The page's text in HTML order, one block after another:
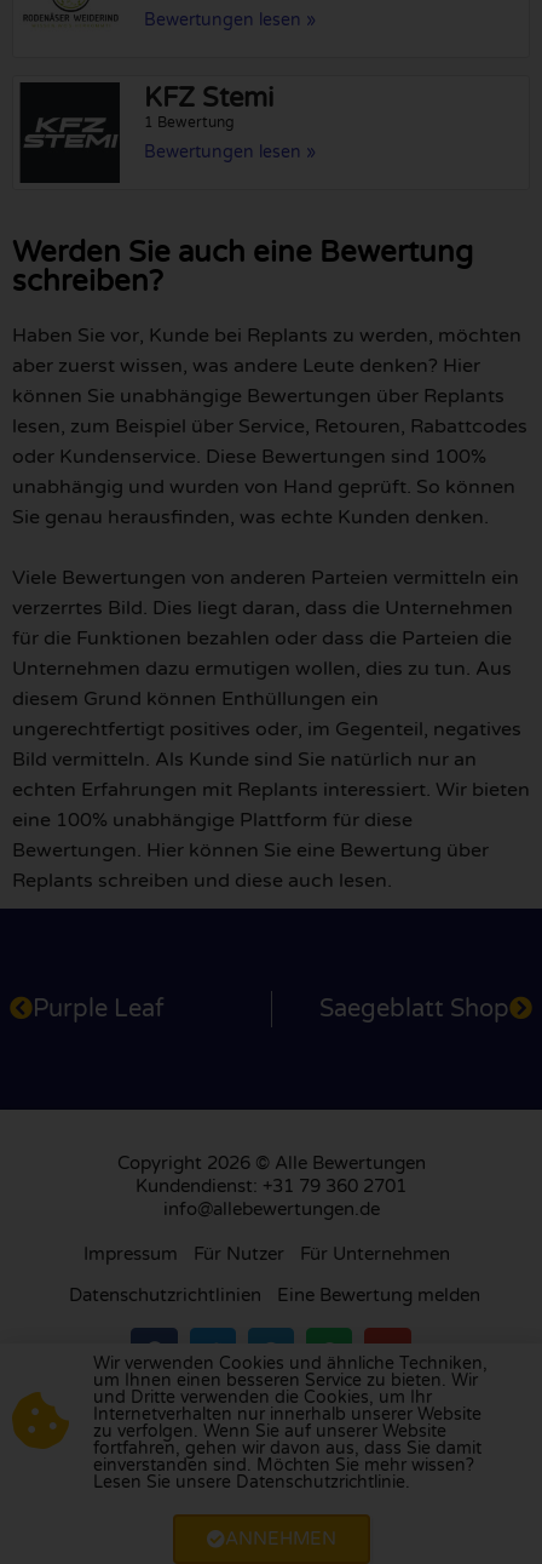
Bewertungen lesen »
KFZ Stemi
1 Bewertung
Bewertungen lesen »
Werden Sie auch eine Bewertung
schreiben?
Haben Sie vor, Kunde bei Replants zu werden, möchten
aber zuerst wissen, was andere Leute denken? Hier
können Sie unabhängige Bewertungen über Replants
lesen, zum Beispiel über Service, Retouren, Rabattcodes
oder Kundenservice. Diese Bewertungen sind 100%
unabhängig und wurden von Hand geprüft. So können
Sie genau herausfinden, was echte Kunden denken.
Viele Bewertungen von anderen Parteien vermitteln ein
verzerrtes Bild. Dies liegt daran, dass die Unternehmen
für die Funktionen bezahlen oder dass die Parteien die
Unternehmen dazu ermutigen wollen, dies zu tun. Aus
diesem Grund können Enthüllungen ein
ungerechtfertigt positives oder, im Gegenteil, negatives
Bild vermitteln. Als Kunde sind Sie natürlich nur an
echten Erfahrungen mit Replants interessiert. Wir bieten
eine 100% unabhängige Plattform für diese
Bewertungen. Hier können Sie eine Bewertung über
Replants schreiben und diese auch lesen.
Purple Leaf Saegeblatt Shop
Copyright 2026 © Alle Bewertungen
Kundendienst: +31 79 360 2701
info@allebewertungen.de
Impressum Für Nutzer
Für Unternehmen
Datenschutzrichtlinien
Eine Bewertung melden
Besuchen Sie unsere Bewertungsplattform in
Großbritannien,Frankreich, denNiederlanden
Belgien,Spanien, Italien,Portugal, Polen,
Dänemark , FinnlandundSchweden.
Wir verwenden Cookies und ähnliche Techniken,
um Ihnen einen besseren Service zu bieten. Wir
und Dritte verwenden die Cookies, um Ihr
Internetverhalten nur innerhalb unserer Website
zu verfolgen. Wenn Sie auf unserer Website
fortfahren, gehen wir davon aus, dass Sie damit
einverstanden sind. Möchten Sie mehr wissen?
Lesen Sie unsere Datenschutzrichtlinie.
ANNEHMEN